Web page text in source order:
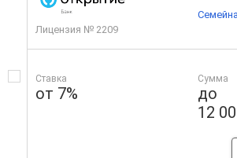
Лицензия № 2209
Ставка
от 7%
Сумма
до
12